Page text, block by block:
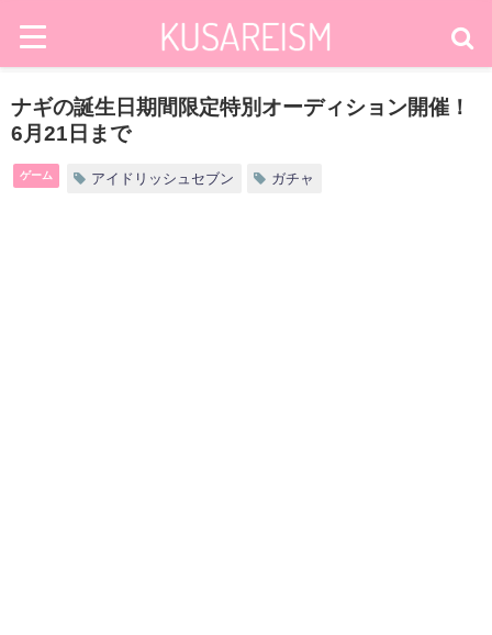
ナギの誕生日期間限定特別オーディション開催！
6月21日まで
ゲーム アイドリッシュセブン ガチャ